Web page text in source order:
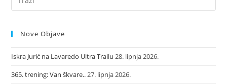
Nove Objave
Iskra Jurić na Lavaredo Ultra Trailu 28. lipnja 2026.
365. trening: Van škvare..27. lipnja 2026.